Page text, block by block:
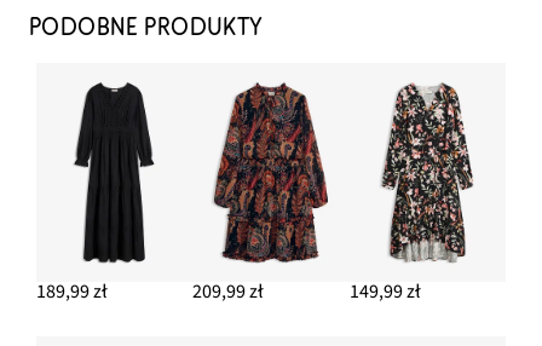
PODOBNE PRODUKTY
189,99 zł 209,99 zł 149,99 zł